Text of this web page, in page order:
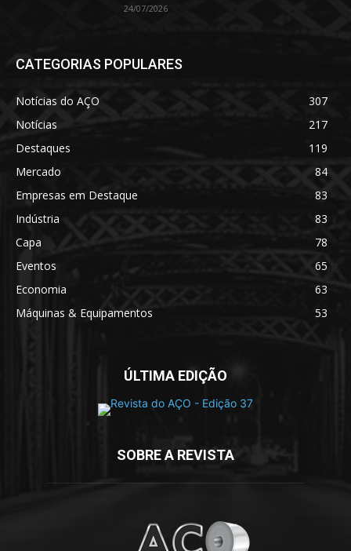
24/07/2026
CATEGORIAS POPULARES
Notícias do AÇO
307
Notícias
217
Destaques
119
Mercado
84
Empresas em Destaque
83
Indústria
83
Capa
78
Eventos
65
Economia
63
Máquinas & Equipamentos
53
ÚLTIMA EDIÇÃO
SOBRE A REVISTA